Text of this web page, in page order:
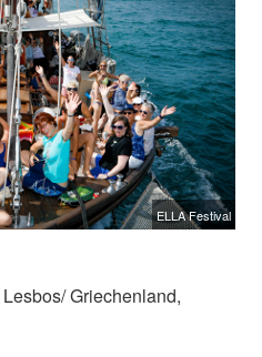
ELLA Festival
Lesbos/ Griechenland,